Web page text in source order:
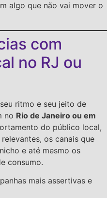
algo que não vai mover o
com
no RJ ou
ritmo e seu jeito de
no Rio de Janeiro ou em
do público local,
os canais que
e até mesmo os
consumo.
mais assertivas e